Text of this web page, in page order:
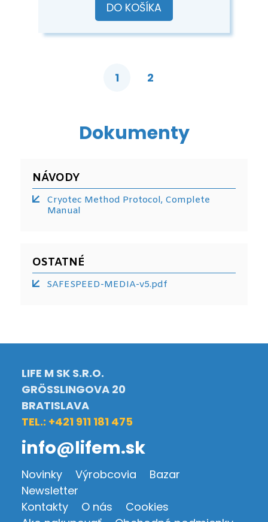
DO KOŠÍKA
1 2
Dokumenty
NÁVODY
Cryotec Method Protocol, Complete
Manual
OSTATNÉ
SAFESPEED-MEDIA-v5.pdf
LIFE M SK S.R.O.
GRÖSSLINGOVA 20
BRATISLAVA
TEL.: +421 911 181 475
info@lifem.sk
Novinky Výrobcovia
Bazar
Newsletter
Kontakty
O nás
Cookies